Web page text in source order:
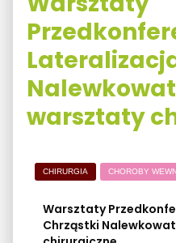
warsztaty
CHIRURGIA CHOROBY
Warsztaty
Chrząstki